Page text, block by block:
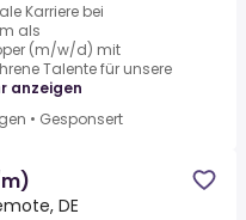
Karriere bei
als
(m/w/d) mit
Talente für unsere
anzeigen
• Gesponsert
DE